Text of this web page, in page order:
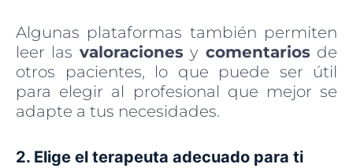
Algunas plataformas también permiten
leer las valoraciones y comentarios de
otros pacientes, lo que puede ser útil
para elegir al profesional que mejor se
adapte a tus necesidades.
2. Elige el terapeuta adecuado para ti